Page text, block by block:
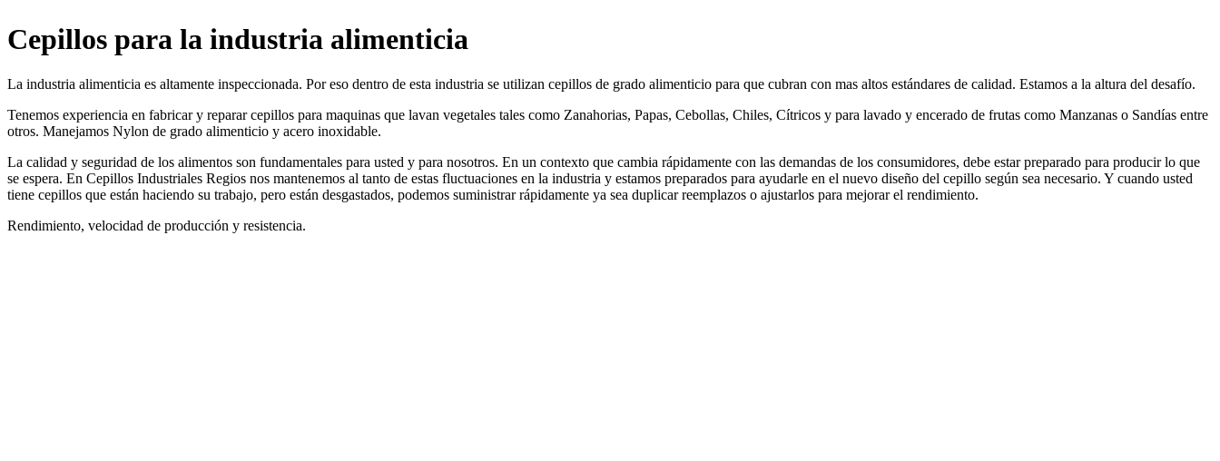
Cepillos para la industria alimenticia
La industria alimenticia es altamente inspeccionada. Por eso dentro de esta industria se utilizan cepillos de grado alimenticio para que cubran con mas altos estándares de calidad. Estamos a la altura del desafío.
Tenemos experiencia en fabricar y reparar cepillos para maquinas que lavan vegetales tales como Zanahorias, Papas, Cebollas, Chiles, Cítricos y para lavado y encerado de frutas como Manzanas o Sandías entre
otros. Manejamos Nylon de grado alimenticio y acero inoxidable.
La calidad y seguridad de los alimentos son fundamentales para usted y para nosotros. En un contexto que cambia rápidamente con las demandas de los consumidores, debe estar preparado para producir lo que
se espera. En Cepillos Industriales Regios nos mantenemos al tanto de estas fluctuaciones en la industria y estamos preparados para ayudarle en el nuevo diseño del cepillo según sea necesario. Y cuando usted
tiene cepillos que están haciendo su trabajo, pero están desgastados, podemos suministrar rápidamente ya sea duplicar reemplazos o ajustarlos para mejorar el rendimiento.
Rendimiento, velocidad de producción y resistencia.